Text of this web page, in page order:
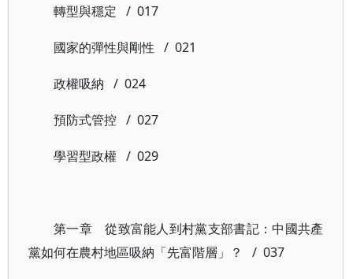
轉型與穩定 / 017
國家的彈性與剛性 / 021
政權吸納 / 024
預防式管控 / 027
學習型政權 / 029
第一章 從致富能人到村黨支部書記：中國共產
黨如何在農村地區吸納「先富階層」？ / 037